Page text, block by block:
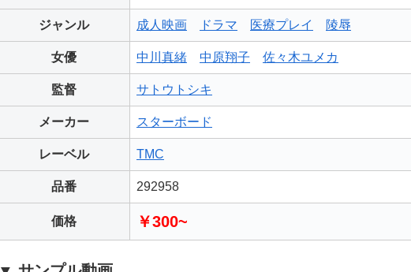
ジャンル 成人映画 ドラマ 医療プレイ 陵辱
女優 中川真緒 中原翔子 佐々木ユメカ
監督 サトウトシキ
メーカー スターボード
レーベル TMC
品番 292958
価格 ￥300~